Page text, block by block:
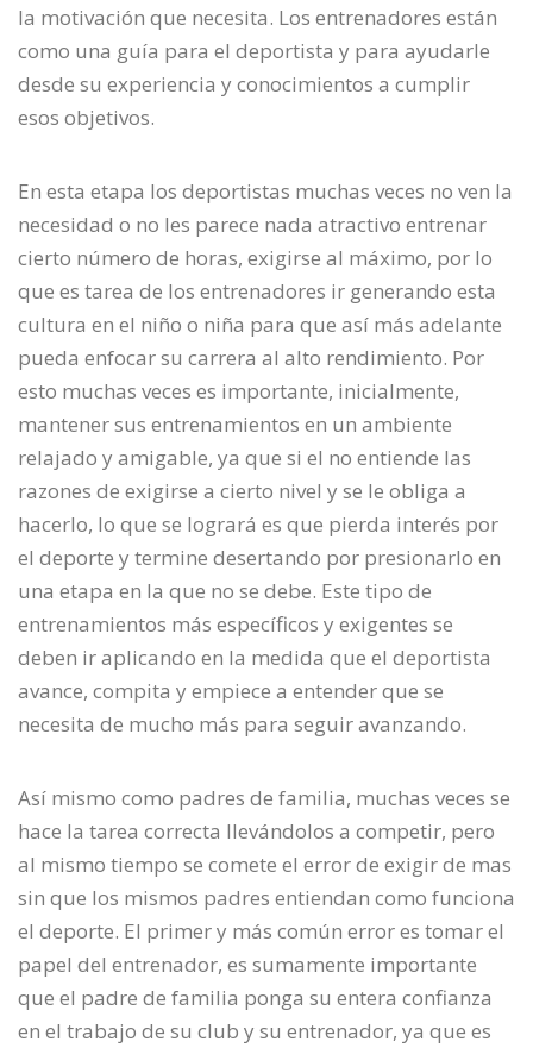
la motivación que necesita. Los entrenadores están
como una guía para el deportista y para ayudarle
desde su experiencia y conocimientos a cumplir
esos objetivos.
En esta etapa los deportistas muchas veces no ven la
necesidad o no les parece nada atractivo entrenar
cierto número de horas, exigirse al máximo, por lo
que es tarea de los entrenadores ir generando esta
cultura en el niño o niña para que así más adelante
pueda enfocar su carrera al alto rendimiento. Por
esto muchas veces es importante, inicialmente,
mantener sus entrenamientos en un ambiente
relajado y amigable, ya que si el no entiende las
razones de exigirse a cierto nivel y se le obliga a
hacerlo, lo que se logrará es que pierda interés por
el deporte y termine desertando por presionarlo en
una etapa en la que no se debe. Este tipo de
entrenamientos más específicos y exigentes se
deben ir aplicando en la medida que el deportista
avance, compita y empiece a entender que se
necesita de mucho más para seguir avanzando.
Así mismo como padres de familia, muchas veces se
hace la tarea correcta llevándolos a competir, pero
al mismo tiempo se comete el error de exigir de mas
sin que los mismos padres entiendan como funciona
el deporte. El primer y más común error es tomar el
papel del entrenador, es sumamente importante
que el padre de familia ponga su entera confianza
en el trabajo de su club y su entrenador, ya que es